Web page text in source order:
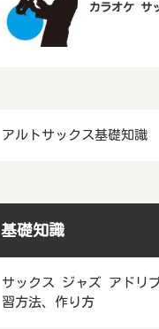
カラオケ サ
アルトサックス基礎知識
基礎知識
サックス ジャズ アドリ
習方法、作り方